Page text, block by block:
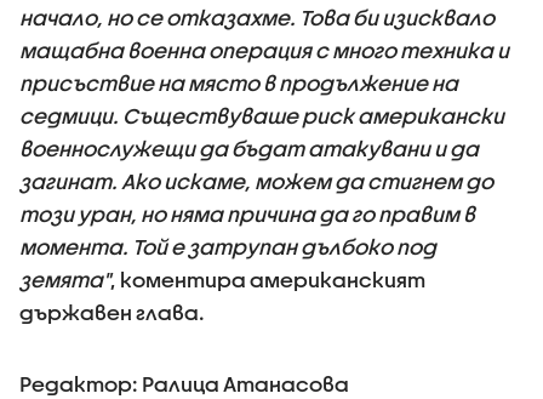
начало, но се отказахме. Това би изисквало
мащабна военна операция с много техника и
присъствие на място в продължение на
седмици. Съществуваше риск американски
военнослужещи да бъдат атакувани и да
загинат. Ако искаме, можем да стигнем до
този уран, но няма причина да го правим в
момента. Той е затрупан дълбоко под
земята", коментира американският
държавен глава.
Редактор: Ралица Атанасова